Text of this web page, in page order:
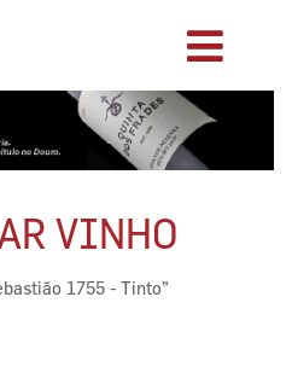
VINHO
1755 - Tinto"